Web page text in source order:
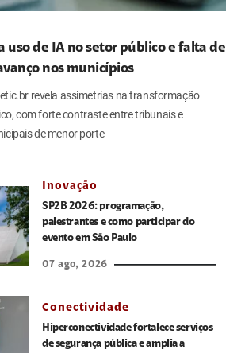
uso de IA no setor público e falta de
nos municípios
revela assimetrias na transformação
com forte contraste entre tribunais e
de menor porte
Inovação
SP2B 2026: programação,
palestrantes e como participar do
evento em São Paulo
07 ago, 2026
Conectividade
Hiperconectividade fortalece serviços
de segurança pública e amplia a